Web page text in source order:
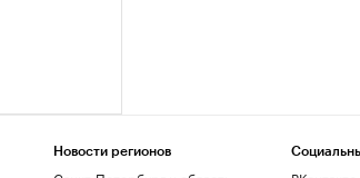
Новости регионов